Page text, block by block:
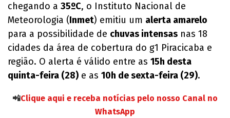
chegando a 35ºC, o Instituto Nacional de
Meteorologia (Inmet) emitiu um alerta amarelo
para a possibilidade de chuvas intensas nas 18
cidades da área de cobertura do g1 Piracicaba e
região. O alerta é válido entre as 15h desta
quinta-feira (28) e as 10h de sexta-feira (29).
📲Clique aqui e receba notícias pelo nosso Canal no
WhatsApp